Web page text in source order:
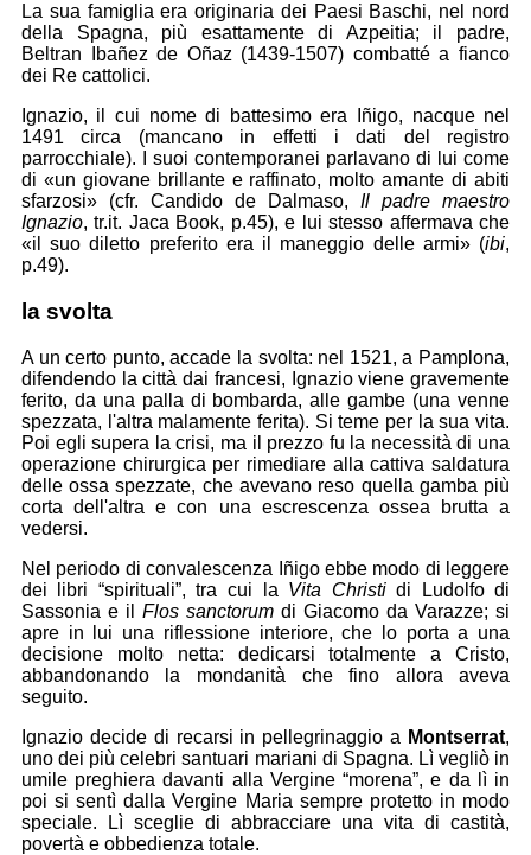
La sua famiglia era originaria dei Paesi Baschi, nel nord
della Spagna, più esattamente di Azpeitia; il padre,
Beltran Ibañez de Oñaz (1439-1507) combatté a fianco
dei Re cattolici.
Ignazio, il cui nome di battesimo era Iñigo, nacque nel
1491 circa (mancano in effetti i dati del registro
parrocchiale). I suoi contemporanei parlavano di lui come
di «un giovane brillante e raffinato, molto amante di abiti
sfarzosi» (cfr. Candido de Dalmaso,Il padre maestro
Ignazio, tr.it. Jaca Book, p.45), e lui stesso affermava che
«il suo diletto preferito era il maneggio delle armi» (ibi,
p.49).
la svolta
A un certo punto, accade la svolta: nel 1521, a Pamplona,
difendendo la città dai francesi, Ignazio viene gravemente
ferito, da una palla di bombarda, alle gambe (una venne
spezzata, l'altra malamente ferita). Si teme per la sua vita.
Poi egli supera la crisi, ma il prezzo fu la necessità di una
operazione chirurgica per rimediare alla cattiva saldatura
delle ossa spezzate, che avevano reso quella gamba più
corta dell'altra e con una escrescenza ossea brutta a
vedersi.
Nel periodo di convalescenza Iñigo ebbe modo di leggere
dei libri “spirituali”, tra cui la Vita Christidi Ludolfo di
Sassonia e il Flos sanctorum di Giacomo da Varazze; si
apre in lui una riflessione interiore, che lo porta a una
decisione molto netta: dedicarsi totalmente a Cristo,
abbandonando la mondanità che fino allora aveva
seguito.
Ignazio decide di recarsi in pellegrinaggio a Montserrat,
uno dei più celebri santuari mariani di Spagna. Lì vegliò in
umile preghiera davanti alla Vergine “morena”, e da lì in
poi si sentì dalla Vergine Maria sempre protetto in modo
speciale. Lì sceglie di abbracciare una vita di castità,
povertà e obbedienza totale.